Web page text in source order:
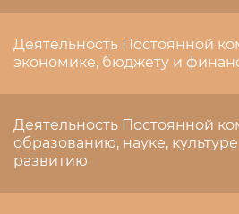
Деятельность Постоянной
экономике, бюджету и
Деятельность Постоянной
образованию, науке,
развитию